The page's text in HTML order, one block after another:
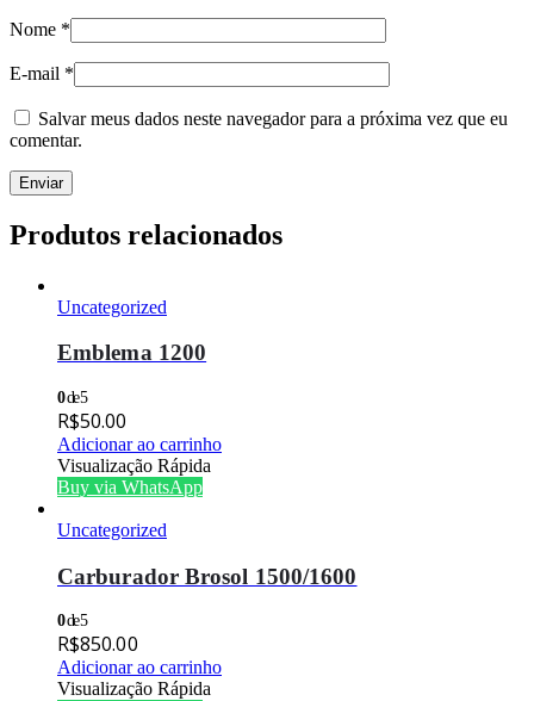
Nome *
E-mail *
Salvar meus dados neste navegador para a próxima vez que eu
comentar.
Produtos relacionados
Uncategorized
Emblema 1200
0de 5
R$50.00
Adicionar ao carrinho
Visualização Rápida
Buy via WhatsApp
Uncategorized
Carburador Brosol 1500/1600
0de 5
R$850.00
Adicionar ao carrinho
Visualização Rápida